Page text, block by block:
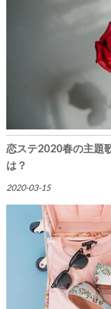
恋ステ2020春の主題
は？
2020-03-15